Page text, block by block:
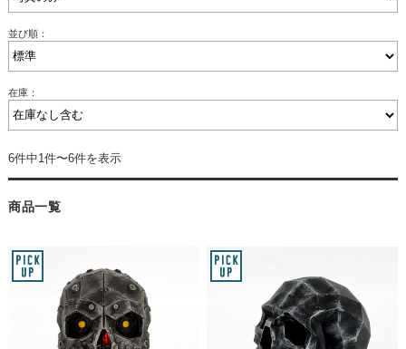
並び順：
在庫：
6件中1件〜6件を表示
商品一覧